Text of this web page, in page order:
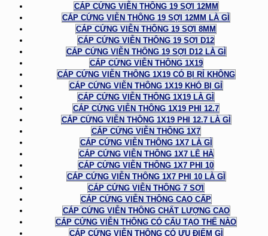
CÁP CỨNG VIỄN THÔNG 19 SỢI 12MM
CÁP CỨNG VIỄN THÔNG 19 SỢI 12MM LÀ GÌ
CÁP CỨNG VIỄN THÔNG 19 SỢI 8MM
CÁP CỨNG VIỄN THÔNG 19 SỢI D12
CÁP CỨNG VIỄN THÔNG 19 SỢI D12 LÀ GÌ
CÁP CỨNG VIỄN THÔNG 1X19
CÁP CỨNG VIỄN THÔNG 1X19 CÓ BỊ RỈ KHÔNG
CÁP CỨNG VIỄN THÔNG 1X19 KHÓ BỊ GỈ
CÁP CỨNG VIỄN THÔNG 1X19 LÀ GÌ
CÁP CỨNG VIỄN THÔNG 1X19 PHI 12.7
CÁP CỨNG VIỄN THÔNG 1X19 PHI 12.7 LÀ GÌ
CÁP CỨNG VIỄN THÔNG 1X7
CÁP CỨNG VIỄN THÔNG 1X7 LÀ GÌ
CÁP CỨNG VIỄN THÔNG 1X7 LÊ HÀ
CÁP CỨNG VIỄN THÔNG 1X7 PHI 10
CÁP CỨNG VIỄN THÔNG 1X7 PHI 10 LÀ GÌ
CÁP CỨNG VIỄN THÔNG 7 SỢI
CÁP CỨNG VIỄN THÔNG CAO CẤP
CÁP CỨNG VIỄN THÔNG CHẤT LƯỢNG CAO
CÁP CỨNG VIỄN THÔNG CÓ CẤU TẠO THẾ NÀO
CÁP CỨNG VIỄN THÔNG CÓ ƯU ĐIỂM GÌ